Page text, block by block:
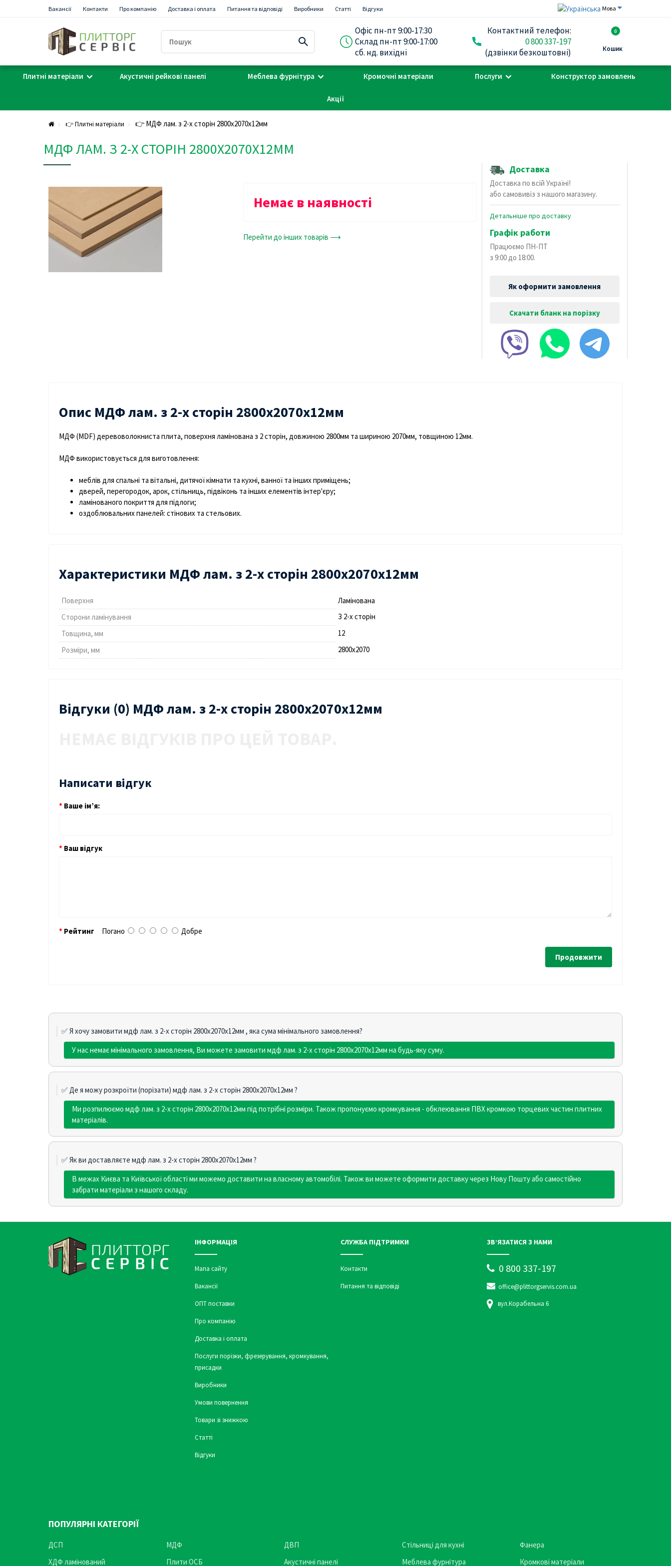
Вакансії Контакти Про компанію Доставка і оплата Питання та відповіді Виробники Статті Відгуки Мова
Офіс пн-пт 9:00-17:30
Склад пн-пт 9:00-17:00
сб. нд. вихідні
Контактний телефон:
0 800 337-197
(дзвінки безкоштовні)
0
Кошик
Плитні матеріали Акустичні рейкові панелі Меблева фурнітура Кромочні матеріали Послуги Конструктор замовлень
Акції
👉 Плитні матеріали 👉 МДФ лам. з 2-х сторін 2800х2070х12мм
МДФ ЛАМ. З 2-Х СТОРІН 2800Х2070Х12ММ
Немає в наявності
Перейти до інших товарів ⟶
Доставка
Доставка по всій Україні!
або самовивіз з нашого магазину.
Детальніше про доставку
Графік работи
Працюємо ПН-ПТ
з 9:00 до 18:00.
Як оформити замовлення
Скачати бланк на порізку
Опис МДФ лам. з 2-х сторін 2800х2070х12мм
МДФ (MDF) деревоволокниста плита, поверхня ламінована з 2 сторін, довжиною 2800мм та шириною 2070мм, товщиною 12мм.
МДФ використовується для виготовлення:
меблів для спальні та вітальні, дитячої кімнати та кухні, ванної та інших приміщень;
дверей, перегородок, арок, стільниць, підвіконь та інших елементів інтер'єру;
ламінованого покриття для підлоги;
оздоблювальних панелей: стінових та стельових.
Характеристики МДФ лам. з 2-х сторін 2800х2070х12мм
Поверхня
Ламінована
Сторони ламінування
З 2-x сторін
Товщина, мм
12
Розміри, мм
2800х2070
Відгуки (0) МДФ лам. з 2-х сторін 2800х2070х12мм
Написати відгук
Ваше ім’я:
Ваш відгук
Рейтинг Погано Добре
Продовжити
✅ Я хочу замовити мдф лам. з 2-х сторін 2800х2070х12мм , яка сума мінімального замовлення?
У нас немає мінімального замовлення, Ви можете замовити мдф лам. з 2-х сторін 2800х2070х12мм на будь-яку суму.
✅ Де я можу розкроїти (порізати) мдф лам. з 2-х сторін 2800х2070х12мм ?
Ми розпилюємо мдф лам. з 2-х сторін 2800х2070х12мм під потрібні розміри. Також пропонуємо кромкування - обклеювання ПВХ кромкою торцевих частин плитних
матеріалів.
✅ Як ви доставляєте мдф лам. з 2-х сторін 2800х2070х12мм ?
В межах Києва та Київської області ми можемо доставити на власному автомобілі. Також ви можете оформити доставку через Нову Пошту або самостійно
забрати матеріали з нашого складу.
ІНФОРМАЦІЯ
Мапа сайту
Вакансії
ОПТ поставки
Про компанію
Доставка і оплата
Послуги порізки, фрезерування, кромкування,
присадки
Виробники
Умови повернення
Товари зі знижкою
Статті
Відгуки
СЛУЖБА ПІДТРИМКИ
Контакти
Питання та відповіді
ЗВ’ЯЗАТИСЯ З НАМИ
0 800 337-197
office@plittorgservis.com.ua
вул.Корабельна 6
ПОПУЛЯРНІ КАТЕГОРІЇ
ДСП МДФ ДВП Стільниці для кухні
Фанера
ХДФ ламінований
Плити ОСБ Акустичні панелі Меблева фурнітура Кромкові матеріали